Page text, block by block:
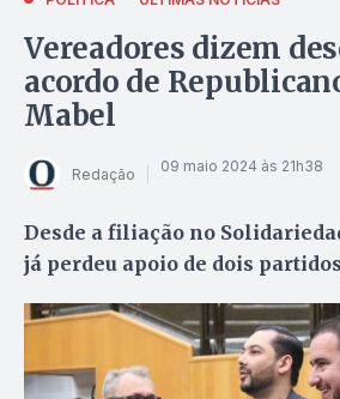
Vereadores dizem
acordo de
Mabel
Redação 09 maio 2024 às 21h38
Desde a filiação no
já perdeu apoio de dois